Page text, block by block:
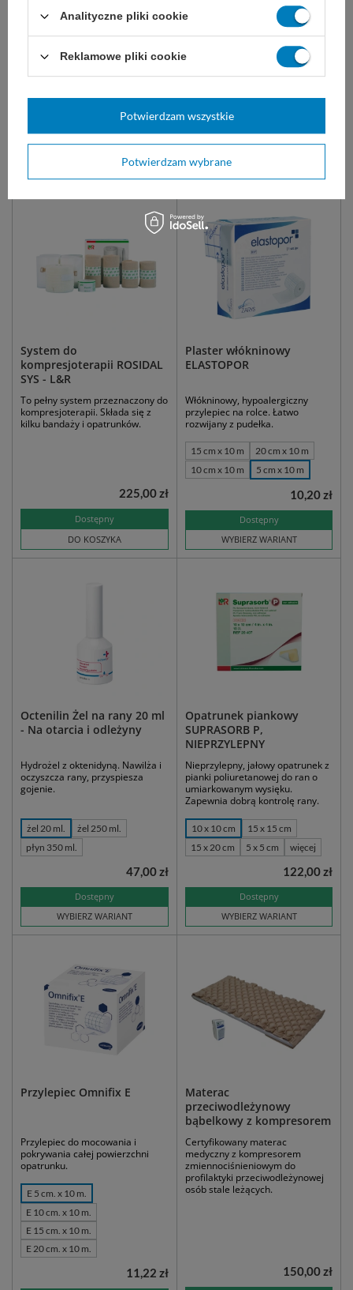
podtrzymywania tkanek i
materiałów i usuwania ciał
obcych. Wielokrotnego użytku, z
chirurgicznej.
ruchów pewnych części ciała,
stabilizacji i odciążenia oraz
mocowania opatrunków.
System do
kompresjoterapii ROSIDAL
SYS - L&R
To pełny system przeznaczony do
kompresjoterapii. Składa się z
kilku bandaży i opatrunków.
Dostępny
DO KOSZYKA
225,00 zł
Plaster włókninowy
ELASTOPOR
Włókninowy, hypoalergiczny
przylepiec na rolce. Łatwo
rozwijany z pudełka.
15 cm x 10 m
20 cm x 10 m
10 cm x 10 m
5 cm x 10 m
Dostępny
WYBIERZ WARIANT
10,20 zł
Octenilin Żel na rany 20 ml
- Na otarcia i odleżyny
Hydrożel z oktenidyną. Nawilża i
oczyszcza rany, przyspiesza
gojenie.
żel 20 ml.
żel 250 ml.
płyn 350 ml.
Dostępny
WYBIERZ WARIANT
47,00 zł
Opatrunek piankowy
SUPRASORB P,
NIEPRZYLEPNY
Nieprzylepny, jałowy opatrunek z
pianki poliuretanowej do ran o
umiarkowanym wysięku.
Zapewnia dobrą kontrolę rany.
10 x 10 cm
15 x 15 cm
15 x 20 cm
5 x 5 cm więcej
Dostępny
WYBIERZ WARIANT
122,00 zł
Przylepiec Omnifix E
Przylepiec do mocowania i
pokrywania całej powierzchni
opatrunku.
E 5 cm. x 10 m.
E 10 cm. x 10 m.
E 15 cm. x 10 m.
E 20 cm. x 10 m.
11,22 zł
Materac
przeciwodleżynowy
bąbelkowy z kompresorem
Certyfikowany materac
medyczny z kompresorem
zmiennociśnieniowym do
profilaktyki przeciwodleżynowej
osób stale leżących.
150,00 zł
Analityczne pliki cookie
Reklamowe pliki cookie
Potwierdzam wybrane
Potwierdzam wszystkie